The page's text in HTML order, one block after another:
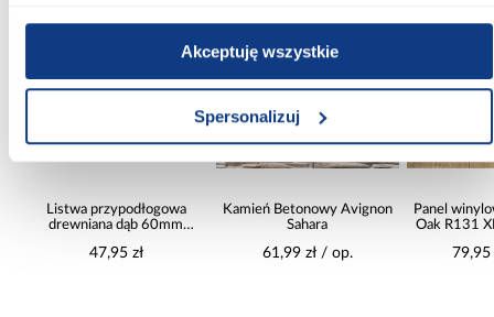
Akceptuję wszystkie
Spersonalizuj
Listwa przypodłogowa
drewniana dąb 60mm
47,95 zł
Kamień Betonowy Avignon
Sahara
61,99 zł / op.
Panel
Oak R131
79,95